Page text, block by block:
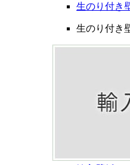
生のり付き
生のり付き